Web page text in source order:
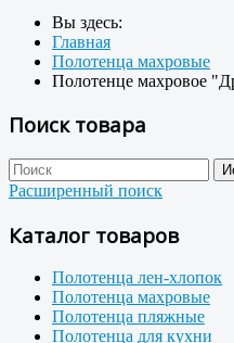
Вы здесь:
Главная
Полотенца махровые
Полотенце махровое
Поиск товара
Расширенный поиск
Каталог товаров
Полотенца лен-хлопок
Полотенца махровые
Полотенца пляжные
Полотенца для кухни